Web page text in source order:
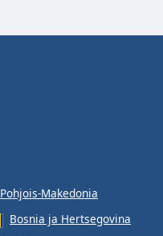
Pohjois-Makedonia
Bosnia ja Hertsegovina